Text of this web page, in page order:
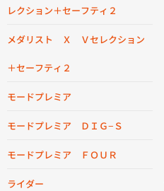
レクション＋セーフティ２
メダリスト Ｘ Ｖセレクション
＋セーフティ２
モードプレミア
モードプレミア ＤＩＧ−Ｓ
モードプレミア ＦＯＵＲ
ライダー